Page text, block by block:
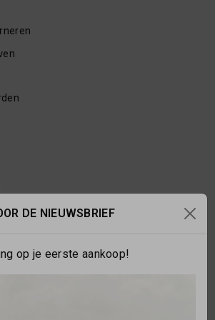
DE NIEUWSBRIEF
op je eerste aankoop!